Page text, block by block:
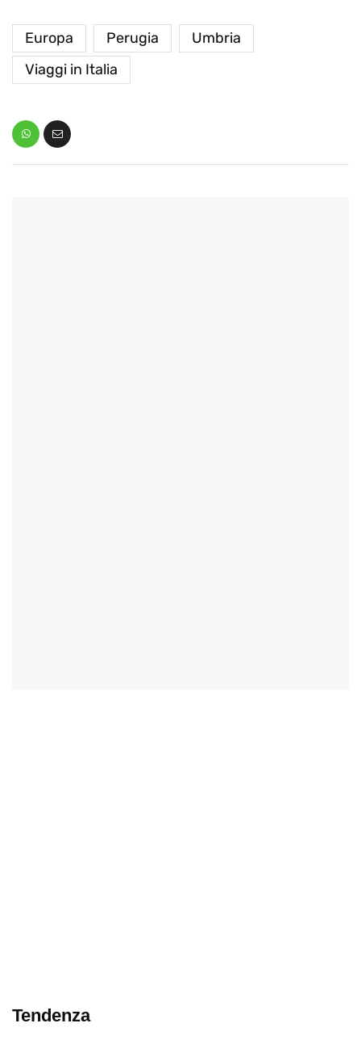
Europa Perugia
Umbria
Viaggi in Italia
Tendenza